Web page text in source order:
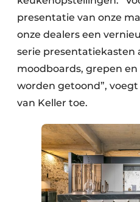
presentatie van onze
onze dealers een
serie presentatiekasten
moodboards, grepen
worden getoond”,
van Keller toe.